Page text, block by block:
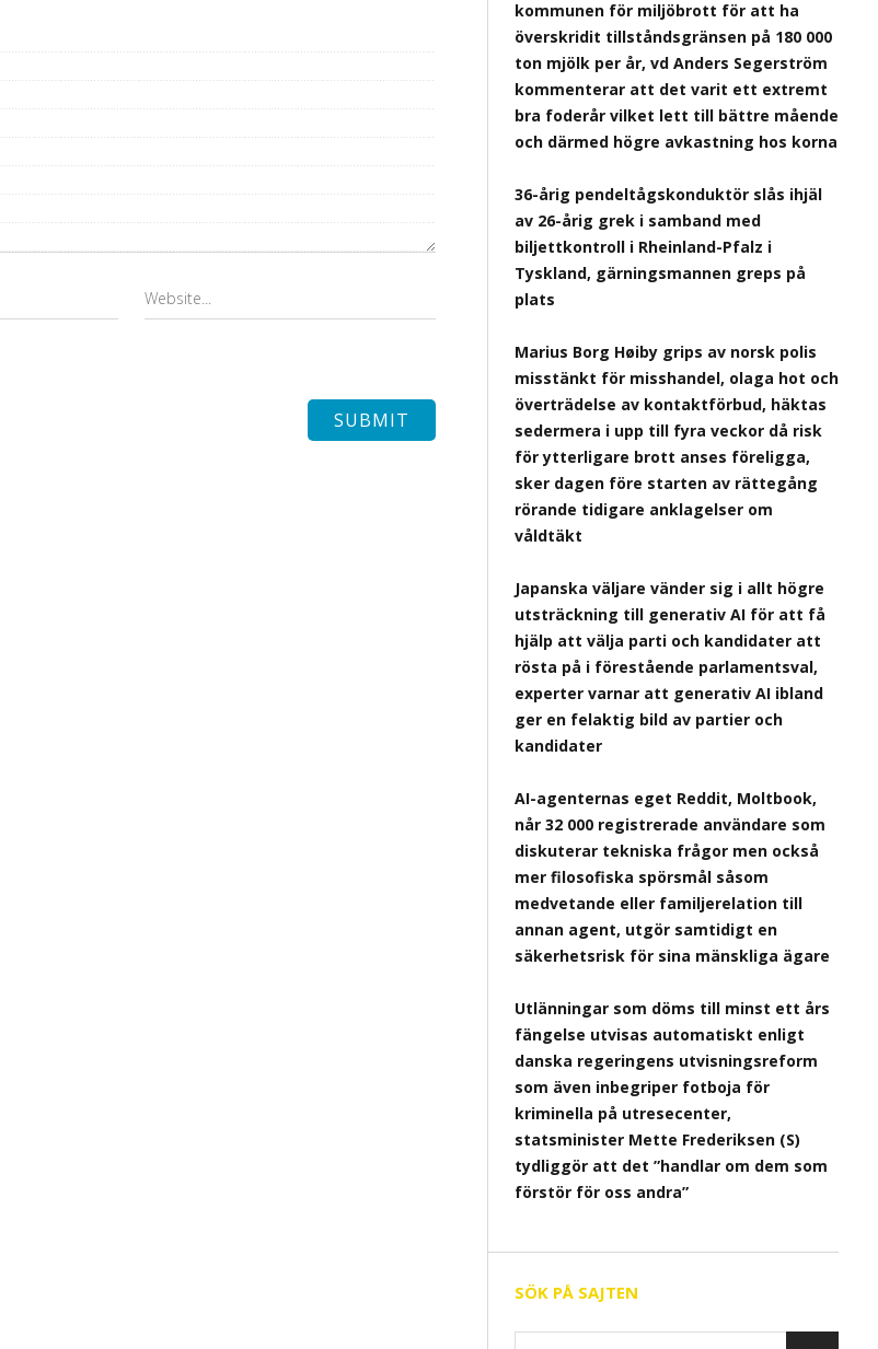
kommunen för miljöbrott för att ha
överskridit tillståndsgränsen på 180 000
ton mjölk per år, vd Anders Segerström
kommenterar att det varit ett extremt
bra foderår vilket lett till bättre mående
och därmed högre avkastning hos korna
36-årig pendeltågskonduktör slås ihjäl
av 26-årig grek i samband med
biljettkontroll i Rheinland-Pfalz i
Tyskland, gärningsmannen greps på
plats
Marius Borg Høiby grips av norsk polis
misstänkt för misshandel, olaga hot och
överträdelse av kontaktförbud, häktas
sedermera i upp till fyra veckor då risk
för ytterligare brott anses föreligga,
sker dagen före starten av rättegång
rörande tidigare anklagelser om
våldtäkt
Japanska väljare vänder sig i allt högre
utsträckning till generativ AI för att få
hjälp att välja parti och kandidater att
rösta på i förestående parlamentsval,
experter varnar att generativ AI ibland
ger en felaktig bild av partier och
kandidater
AI-agenternas eget Reddit, Moltbook,
når 32 000 registrerade användare som
diskuterar tekniska frågor men också
mer filosofiska spörsmål såsom
medvetande eller familjerelation till
annan agent, utgör samtidigt en
säkerhetsrisk för sina mänskliga ägare
Utlänningar som döms till minst ett års
fängelse utvisas automatiskt enligt
danska regeringens utvisningsreform
som även inbegriper fotboja för
kriminella på utresecenter,
statsminister Mette Frederiksen (S)
tydliggör att det ”handlar om dem som
förstör för oss andra”
SÖK PÅ SAJTEN